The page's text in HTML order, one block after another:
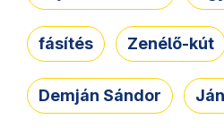
fásítés Zenélő-kút
Demján Sándor